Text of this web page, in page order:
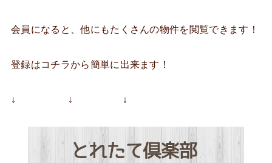
会員になると、他にもたくさんの物件を閲覧できます！
登録はコチラから簡単に出来ます！
↓ ↓ ↓